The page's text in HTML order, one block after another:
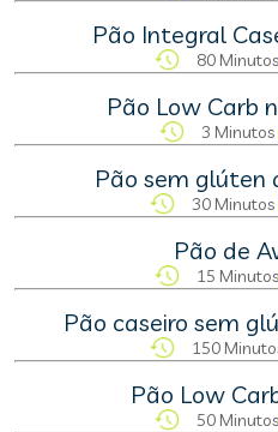
Pão Integral
80 Minutos
Pão Low Carb
3 Minutos
Pão sem glúten
30 Minutos
Pão de
15 Minutos
Pão caseiro sem
150
Pão Low
50 Minutos